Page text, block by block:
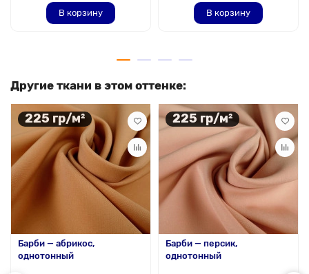
В корзину В корзину
Другие ткани в этом оттенке:
225 гр/м²
Барби — абрикос,
однотонный
225 гр/м²
Барби — персик,
однотонный